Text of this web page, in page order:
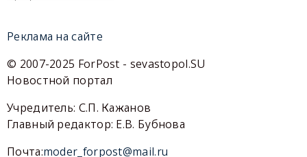
Реклама на сайте
© 2007-2025 ForPost - sevastopol.SU
Новостной портал
Учредитель: С.П. Кажанов
Главный редактор: Е.В. Бубнова
Почта:moder_forpost@mail.ru